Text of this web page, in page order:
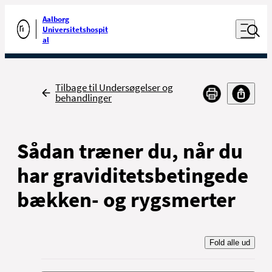
Gå til forsiden
Aalborg
Universitetshospit
al
Åben
Udfør søgning
Tilbage
Tilbage til Undersøgelser og
behandlinger
Sådan træner du, når du
har graviditetsbetingede
bækken- og rygsmerter
Fold alle ud